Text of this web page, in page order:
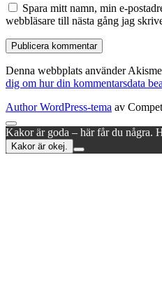
Spara mitt namn, min e-
webbläsare till nästa gång jag
Denna webbplats använder
dig om hur din kommentarsdata
Author WordPress-tema av
Rulla
till
toppen
Kakor är goda – här får du några.
Kakor är okej.